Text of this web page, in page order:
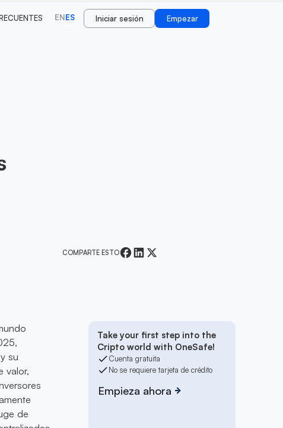
ENES Iniciar sesión Empezar
COMPARTE ESTO
su
valor,
de
Take your first step into the
Cripto world with OneSafe!
Cuenta gratuita
No se requiere tarjeta de crédito
Empieza ahora